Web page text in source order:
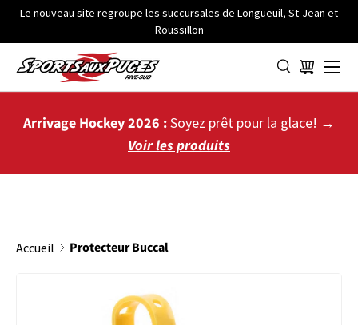
ALLER AU CONTENU
Le nouveau site regroupe les succursales de Longueuil, St-Jean et
Roussillon
Panier
Menu
Arrivage Hockey 2026 :Soyez prêt pour la glace! →
Voir les produits
Accueil Protecteur Buccal
PASSER AUX INFORMATIONS PRODUITS